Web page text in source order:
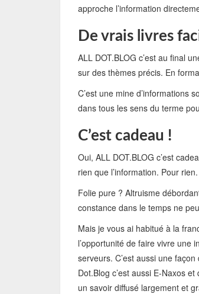
approche l’information
De vrais livres
ALL DOT.BLOG c’est au final
sur des thèmes précis. En
C’est une mine d’informations
dans tous les sens du terme
C’est cadeau !
Oui, ALL DOT.BLOG c’est
rien que l’information. Pour rien.
Folie pure ? Altruisme
constance dans le temps ne
Mais je vous ai habitué à la
l’opportunité de faire vivre une
serveurs. C’est aussi une
Dot.Blog c’est aussi E-Naxos
un savoir diffusé largement et